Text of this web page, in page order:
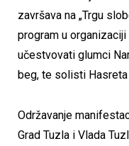
završava na „Trgu
program u
učestvovati glumci
beg, te solisti
Održavanje
Grad Tuzla i Vlada